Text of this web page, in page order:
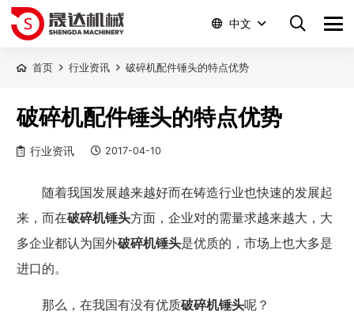
中文
首页 行业资讯 破碎机配件锤头的特点优势
破碎机配件锤头的特点优势
行业资讯 2017-04-10
随着我国发展越来越好而在铸造行业也快速的发展起
来，而在破碎机锤头方面，企业对的需量求越来越大，大
多企业都认为国外破碎机锤头是优质的，市场上也大多是
进口的。
那么，在我国有没有优质破碎机锤头呢？